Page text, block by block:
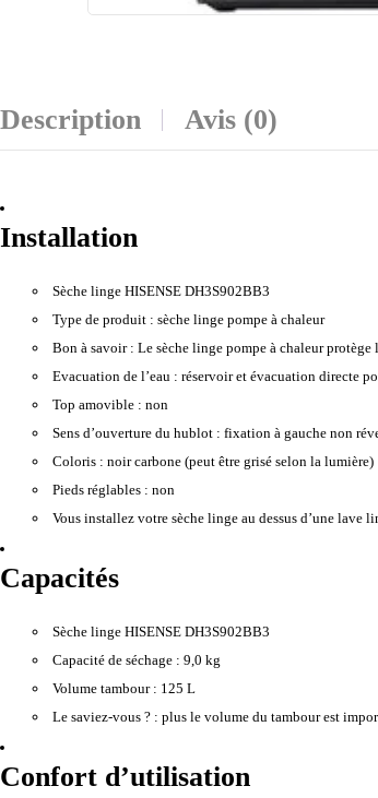
Description Avis (0)
Installation
Sèche linge HISENSE DH3S902BB3
Type de produit : sèche linge pompe à chaleur
Bon à savoir : Le sèche linge pompe à chaleur
Evacuation de l’eau : réservoir et évacuation directe
Top amovible : non
Sens d’ouverture du hublot : fixation à gauche non
Coloris : noir carbone (peut être grisé selon la lumière)
Pieds réglables : non
Vous installez votre sèche linge au dessus d’une lave
Capacités
Sèche linge HISENSE DH3S902BB3
Capacité de séchage : 9,0 kg
Volume tambour : 125 L
Le saviez-vous ? : plus le volume du tambour est
Confort d’utilisation